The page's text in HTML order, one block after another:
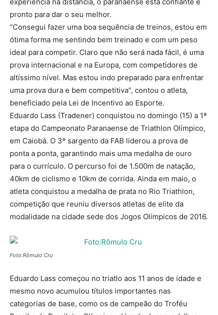
pronto para dar o seu melhor.
“Consegui fazer uma boa sequência de treinos, estou em
ótima forma me sentindo bem treinado e com um peso
ideal para competir. Claro que não será nada fácil, é uma
prova internacional e na Europa, com competidores de
altíssimo nível. Mas estou indo preparado para enfrentar
uma prova dura e bem competitiva”, contou o atleta,
beneficiado pela Lei de Incentivo ao Esporte.
Eduardo Lass (Tradener) conquistou no domingo (15) a 1ª
etapa do Campeonato Paranaense de Triathlon Olímpico,
em Caiobá. O 3º sargento da FAB liderou a prova de
ponta a ponta, garantindo mais uma medalha de ouro
para o currículo. O percurso foi de 1.500m de natação,
40km de ciclismo e 10km de corrida. Ainda em maio, o
atleta conquistou a medalha de prata no Rio Triathlon,
competição que reuniu diversos atletas de elite da
modalidade na cidade sede dos Jogos Olímpicos de 2016.
Foto:Rômulo Cru
Eduardo Lass começou no triatlo aos 11 anos de idade e
mesmo novo acumulou títulos importantes nas
categorias de base, como os de campeão do Troféu